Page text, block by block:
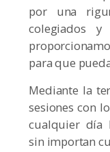
por una
colegiados y
para que
Mediante la
sesiones con
cualquier día
sin importan